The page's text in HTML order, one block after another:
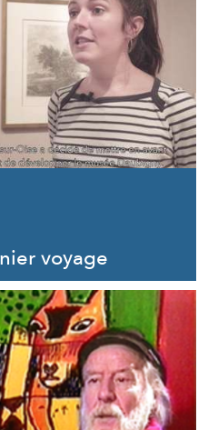
voyage